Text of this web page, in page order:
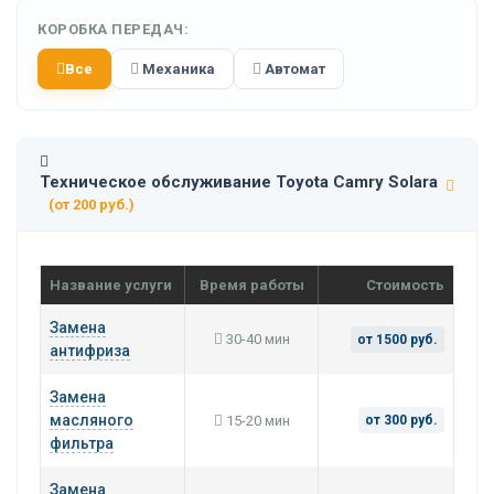
КОРОБКА ПЕРЕДАЧ:
Все Механика Автомат
Техническое обслуживание Toyota Camry Solara
(от 200 руб.)
Название услуги Время работы Стоимость
Замена
антифриза
30-40 мин от 1500 руб.
Замена
масляного
фильтра
15-20 мин от 300 руб.
Замена